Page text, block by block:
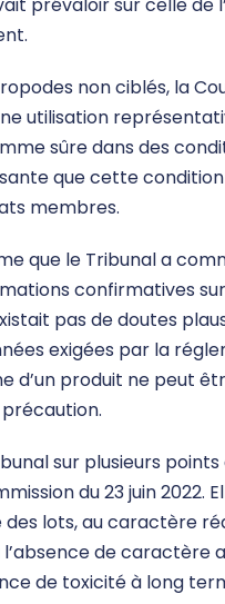
non ciblés, la
utilisation
sûre dans des
que cette
membres.
que le Tribunal a
confirmatives
pas de doutes
exigées par la
d’un produit ne peut
sur plusieurs
du 23 juin 2022.
lots, au caractère
de caractère
de toxicité à long